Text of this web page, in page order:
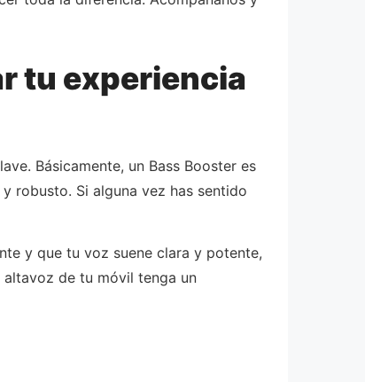
tu experiencia
Básicamente, un Bass Booster es
robusto. Si alguna vez has sentido
y que tu voz suene clara y potente,
altavoz de tu móvil tenga un